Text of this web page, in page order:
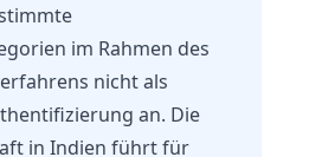
im Rahmen des
nicht als
an. Die
in Indien führt für